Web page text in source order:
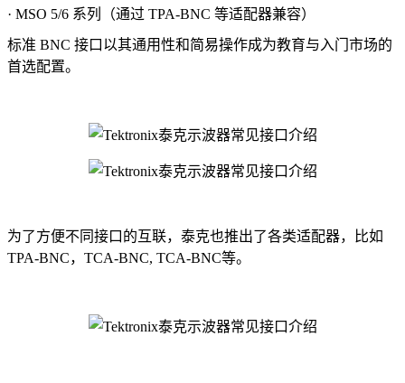
· MSO 5/6 系列（通过 TPA-BNC 等适配器兼容）
标准 BNC 接口以其通用性和简易操作成为教育与入门市场的
首选配置。
为了方便不同接口的互联，泰克也推出了各类适配器，比如
TPA-BNC，TCA-BNC, TCA-BNC等。